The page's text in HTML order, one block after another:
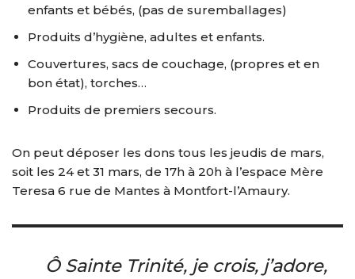
enfants et bébés, (pas de suremballages)
Produits d’hygiène, adultes et enfants.
Couvertures, sacs de couchage, (propres et en
bon état), torches…
Produits de premiers secours.
On peut déposer les dons tous les jeudis de mars,
soit les 24 et 31 mars, de 17h à 20h à l’espace Mère
Teresa 6 rue de Mantes à Montfort-l’Amaury.
Ô Sainte Trinité, je crois, j’adore,